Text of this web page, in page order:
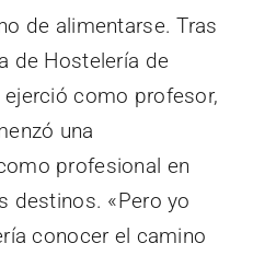
de alimentarse. Tras
de Hostelería de
como profesor,
una
profesional en
destinos. «Pero yo
conocer el camino